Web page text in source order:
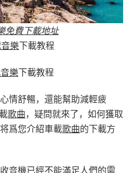
免費下載地址
樂下載教程
樂下載教程
情舒暢，還能幫助減輕疲
歌曲，疑問就來了，如何獲取
爲您介紹車載歌曲的下載方
音機已經不能滿足人們的需